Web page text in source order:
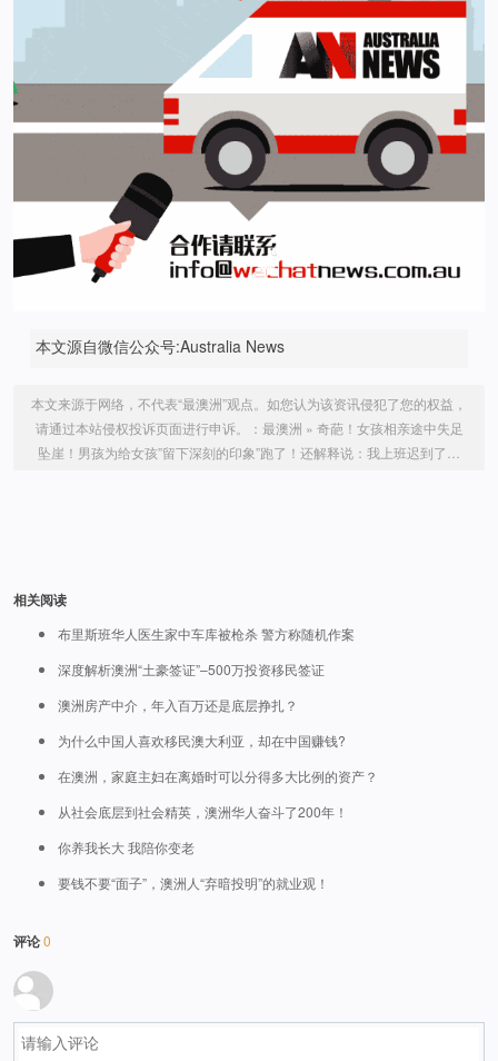
本文源自微信公众号:Australia News
本文来源于网络，不代表“最澳洲”观点。如您认为该资讯侵犯了您的权益，
请通过本站侵权投诉页面进行申诉。： 最澳洲 » 奇葩！女孩相亲途中失足
坠崖！男孩为给女孩”留下深刻的印象”跑了！还解释说：我上班迟到了…
相关阅读
布里斯班华人医生家中车库被枪杀 警方称随机作案
深度解析澳洲“土豪签证”–500万投资移民签证
澳洲房产中介，年入百万还是底层挣扎？
为什么中国人喜欢移民澳大利亚，却在中国赚钱?
在澳洲，家庭主妇在离婚时可以分得多大比例的资产？
从社会底层到社会精英，澳洲华人奋斗了200年！
你养我长大 我陪你变老
要钱不要“面子”，澳洲人“弃暗投明”的就业观！
评论0